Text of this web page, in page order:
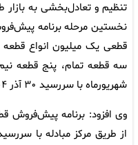
تنظیم و تعادل‌بخشی به بازار
نخستین مرحله برنامه
شهریورماه با سررسید ۳۰ آذر ۱۴۰۴ آغاز می‌شود.
وی افزود: برنامه پیش‌فروش